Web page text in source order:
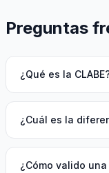
Preguntas
¿Qué es la
¿Cuál es la
¿Cómo valido una